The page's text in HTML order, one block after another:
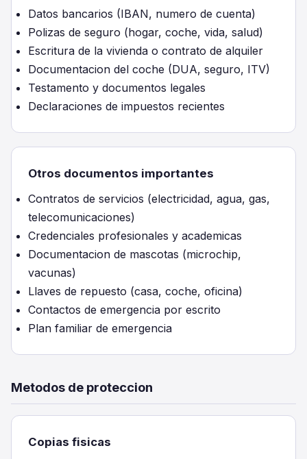
Datos bancarios (IBAN, numero de cuenta)
Polizas de seguro (hogar, coche, vida, salud)
Escritura de la vivienda o contrato de alquiler
Documentacion del coche (DUA, seguro, ITV)
Testamento y documentos legales
Declaraciones de impuestos recientes
Otros documentos importantes
Contratos de servicios (electricidad, agua, gas,
telecomunicaciones)
Credenciales profesionales y academicas
Documentacion de mascotas (microchip,
vacunas)
Llaves de repuesto (casa, coche, oficina)
Contactos de emergencia por escrito
Plan familiar de emergencia
Metodos de proteccion
Copias fisicas